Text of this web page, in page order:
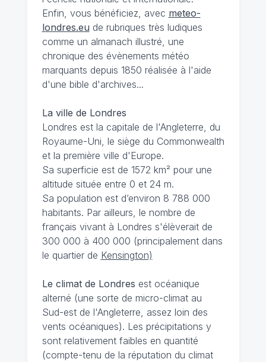
Enfin, vous bénéficiez, avec meteo-
londres.eu de rubriques très ludiques
comme un almanach illustré, une
chronique des évènements météo
marquants depuis 1850 réalisée à l'aide
d'une bible d'archives...
La ville de Londres
Londres est la capitale de l'Angleterre, du
Royaume-Uni, le siège du Commonwealth
et la première ville d'Europe.
Sa superficie est de 1572 km² pour une
altitude située entre 0 et 24 m.
Sa population est d’environ 8 788 000
habitants. Par ailleurs, le nombre de
français vivant à Londres s'élèverait de
300 000 à 400 000 (principalement dans
le quartier de Kensington)
Le climat de Londres est océanique
alterné (une sorte de micro-climat au
Sud-est de l'Angleterre, assez loin des
vents océaniques). Les précipitations y
sont relativement faibles en quantité
(compte-tenu de la réputation du climat